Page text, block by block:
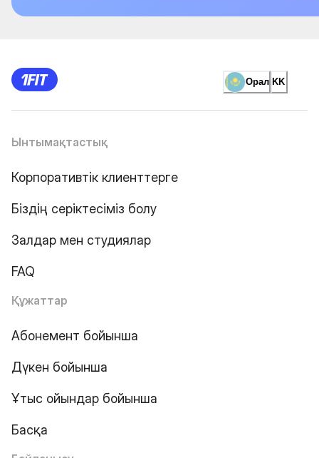
Орал KK
Ынтымақтастық
Корпоративтік клиенттерге
Біздің серіктесіміз болу
Залдар мен студиялар
FAQ
Құжаттар
Абонемент бойынша
Дүкен бойынша
Ұтыс ойындар бойынша
Басқа